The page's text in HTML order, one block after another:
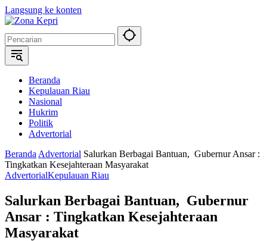
Langsung ke konten
Beranda
Kepulauan Riau
Nasional
Hukrim
Politik
Advertorial
Beranda Advertorial Salurkan Berbagai Bantuan, Gubernur Ansar :
Tingkatkan Kesejahteraan Masyarakat
AdvertorialKepulauan Riau
Salurkan Berbagai Bantuan, Gubernur
Ansar : Tingkatkan Kesejahteraan
Masyarakat